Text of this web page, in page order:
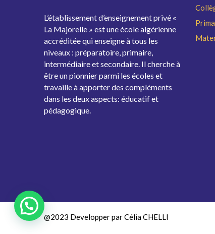
L’établissement d’enseignement privé «
La Majorelle » est une école algérienne
accréditée qui enseigne à tous les
niveaux : préparatoire, primaire,
intermédiaire et secondaire. Il cherche à
être un pionnier parmi les écoles et
travaille à apporter des compléments
dans les deux aspects: éducatif et
pédagogique.
@2023 Developper par Célia CHELLI